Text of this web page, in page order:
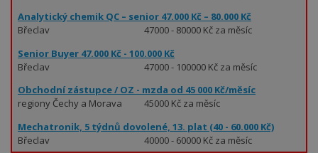
Analytický chemik QC – senior 47.000 Kč – 80.000 Kč
Břeclav
47000 - 80000 Kč za měsíc
Senior Buyer 47.000 Kč - 100.000 Kč
Břeclav
47000 - 100000 Kč za měsíc
Obchodní zástupce / OZ - mzda od 45 000 Kč/měsíc
regiony Čechy a Morava
regionu
45000 Kč za měsíc
Mechatronik, 5 týdnů dovolené, 13. plat (40 - 60.000 Kč)
Břeclav
40000 - 60000 Kč za měsíc